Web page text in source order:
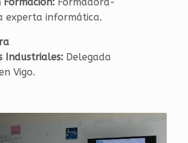
experta informática.
Industriales: Delegada
Vigo.